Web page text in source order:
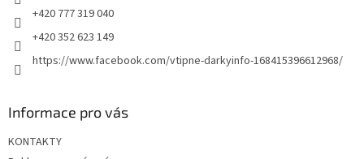
+420 777 319 040
+420 352 623 149
https://www.facebook.com/vtipne-darkyinfo-168415396612968/
Informace pro vás
KONTAKTY